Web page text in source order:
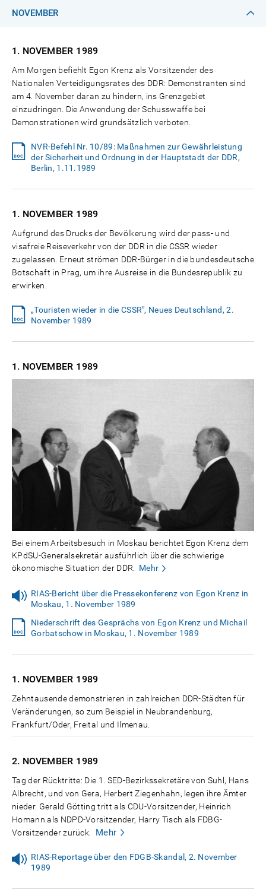
NOVEMBER
1. NOVEMBER 1989
Am Morgen befiehlt Egon Krenz als Vorsitzender des
Nationalen Verteidigungsrates des DDR: Demonstranten sind
am 4. November daran zu hindern, ins Grenzgebiet
einzudringen. Die Anwendung der Schusswaffe bei
Demonstrationen wird grundsätzlich verboten.
NVR-Befehl Nr. 10/89: Maßnahmen zur Gewährleistung
der Sicherheit und Ordnung in der Hauptstadt der DDR,
Berlin, 1.11.1989
1. NOVEMBER 1989
Aufgrund des Drucks der Bevölkerung wird der pass- und
visafreie Reiseverkehr von der DDR in die CSSR wieder
zugelassen. Erneut strömen DDR-Bürger in die bundesdeutsche
Botschaft in Prag, um ihre Ausreise in die Bundesrepublik zu
erwirken.
„Touristen wieder in die CSSR", Neues Deutschland, 2.
November 1989
1. NOVEMBER 1989
Bei einem Arbeitsbesuch in Moskau berichtet Egon Krenz dem
KPdSU-Generalsekretär ausführlich über die schwierige
ökonomische Situation der DDR.
Mehr
RIAS-Bericht über die Pressekonferenz von Egon Krenz in
Moskau, 1. November 1989
Niederschrift des Gesprächs von Egon Krenz und Michail
Gorbatschow in Moskau, 1. November 1989
1. NOVEMBER 1989
Zehntausende demonstrieren in zahlreichen DDR-Städten für
Veränderungen, so zum Beispiel in Neubrandenburg,
Frankfurt/Oder, Freital und Ilmenau.
2. NOVEMBER 1989
Tag der Rücktritte: Die 1. SED-Bezirkssekretäre von Suhl, Hans
Albrecht, und von Gera, Herbert Ziegenhahn, legen ihre Ämter
nieder. Gerald Götting tritt als CDU-Vorsitzender, Heinrich
Homann als NDPD-Vorsitzender, Harry Tisch als FDBG-
Vorsitzender zurück.
Mehr
RIAS-Reportage über den FDGB-Skandal, 2. November
1989